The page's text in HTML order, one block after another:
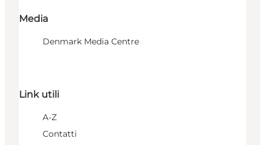
Media
Denmark Media Centre
Link utili
A-Z
Contatti